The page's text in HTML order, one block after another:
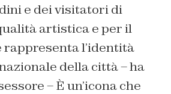
e dei visitatori di
artistica e per il
rappresenta l’identità
della città – ha
– È un’icona che